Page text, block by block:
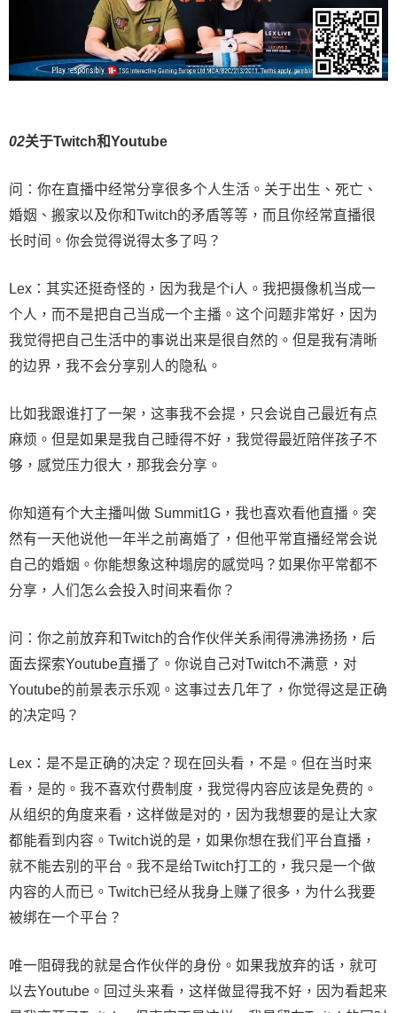
02关于Twitch和Youtube
问：你在直播中经常分享很多个人生活。关于出生、死亡、
婚姻、搬家以及你和Twitch的矛盾等等，而且你经常直播很
长时间。你会觉得说得太多了吗？
Lex：其实还挺奇怪的，因为我是个i人。我把摄像机当成一
个人，而不是把自己当成一个主播。这个问题非常好，因为
我觉得把自己生活中的事说出来是很自然的。但是我有清晰
的边界，我不会分享别人的隐私。
比如我跟谁打了一架，这事我不会提，只会说自己最近有点
麻烦。但是如果是我自己睡得不好，我觉得最近陪伴孩子不
够，感觉压力很大，那我会分享。
你知道有个大主播叫做 Summit1G，我也喜欢看他直播。突
然有一天他说他一年半之前离婚了，但他平常直播经常会说
自己的婚姻。你能想象这种塌房的感觉吗？如果你平常都不
分享，人们怎么会投入时间来看你？
问：你之前放弃和Twitch的合作伙伴关系闹得沸沸扬扬，后
面去探索Youtube直播了。你说自己对Twitch不满意，对
Youtube的前景表示乐观。这事过去几年了，你觉得这是正确
的决定吗？
Lex：是不是正确的决定？现在回头看，不是。但在当时来
看，是的。我不喜欢付费制度，我觉得内容应该是免费的。
从组织的角度来看，这样做是对的，因为我想要的是让大家
都能看到内容。Twitch说的是，如果你想在我们平台直播，
就不能去别的平台。我不是给Twitch打工的，我只是一个做
内容的人而已。Twitch已经从我身上赚了很多，为什么我要
被绑在一个平台？
唯一阻碍我的就是合作伙伴的身份。如果我放弃的话，就可
以去Youtube。回过头来看，这样做显得我不好，因为看起来